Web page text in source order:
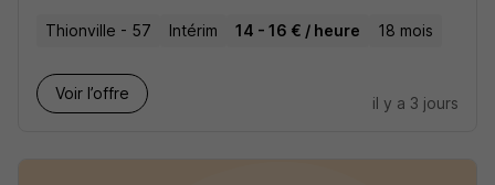
Thionville - 57 Intérim 14 - 16 € / heure 18 mois
Voir l’offre
il y a 3 jours